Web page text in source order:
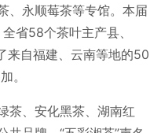
、永顺莓茶等专馆。本届
省58个茶叶主产县、
来自福建、云南等地的50
。
茶、安化黑茶、湖南红